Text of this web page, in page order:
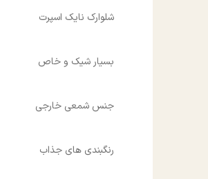
شلوارک نایک اسپرت
بسیار شیک و خاص
جنس شمعی خارجی
رنگبندی های جذاب